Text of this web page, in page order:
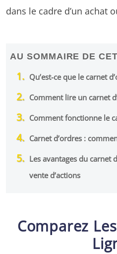
dans le cadre d’un achat
AU SOMMAIRE DE
Qu’est-ce que le carnet
Comment lire un carnet
Comment fonctionne le
Carnet d’ordres :
Les avantages du carnet
vente d’actions
Comparez